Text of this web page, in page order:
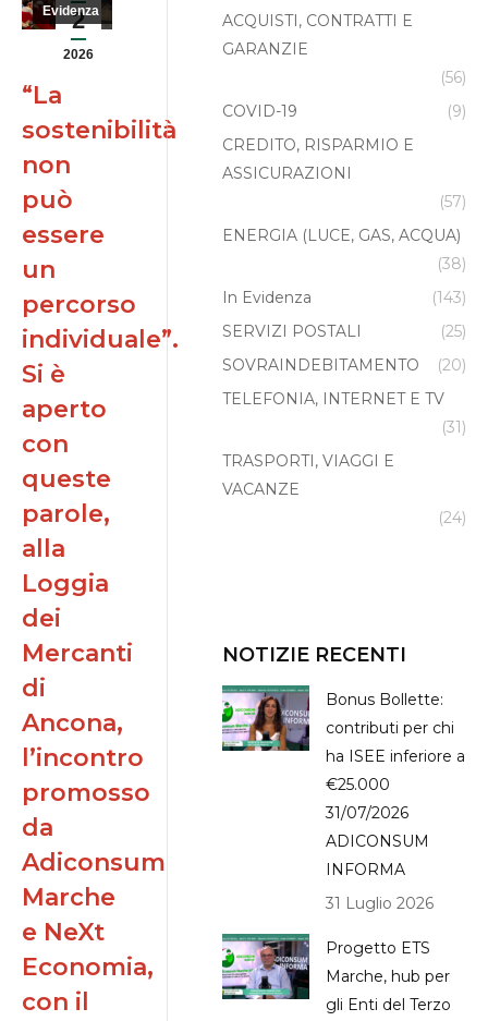
2
2026
Evidenza
“La
sostenibilità
non
può
essere
un
percorso
individuale”.
Si è
aperto
con
queste
parole,
alla
Loggia
dei
Mercanti
di
Ancona,
l’incontro
promosso
da
Adiconsum
Marche
e NeXt
Economia,
con il
ACQUISTI, CONTRATTI E
GARANZIE
(56)
COVID-19
(9)
CREDITO, RISPARMIO E
ASSICURAZIONI
(57)
ENERGIA (LUCE, GAS, ACQUA)
(38)
In Evidenza
(143)
SERVIZI POSTALI
(25)
SOVRAINDEBITAMENTO
(20)
TELEFONIA, INTERNET E TV
(31)
TRASPORTI, VIAGGI E
VACANZE
(24)
NOTIZIE RECENTI
Bonus Bollette:
contributi per chi
ha ISEE inferiore a
€25.000
31/07/2026
ADICONSUM
INFORMA
31 Luglio 2026
Progetto ETS
Marche, hub per
gli Enti del Terzo